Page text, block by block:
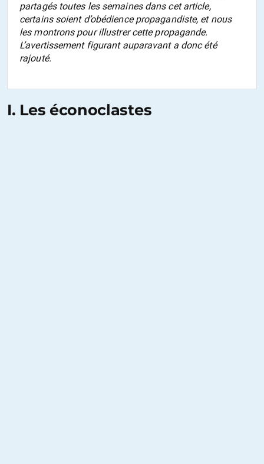
partagés toutes les semaines dans cet article,
certains soient d’obédience propagandiste, et nous
les montrons pour illustrer cette propagande.
L’avertissement figurant auparavant a donc été
rajouté.
I. Les éconoclastes